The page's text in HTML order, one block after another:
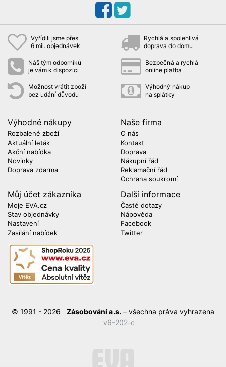
Vyřídili jsme přes
6 mil. objednávek
Rychlá a spolehlivá
doprava do domu
Náš tým odborníků
je vám k dispozici
Bezpečná a rychlá
online platba
Možnost vrátit zboží
bez udání důvodu
Výhodný nákup
na splátky
Výhodné nákupy
Rozbalené zboží
Aktuální leták
Akční nabídka
Novinky
Doprava zdarma
Naše firma
O nás
Kontakt
Doprava
Nákupní řád
Reklamační řád
Ochrana soukromí
Můj účet zákazníka
Moje EVA.cz
Stav objednávky
Nastavení
Zasílání nabídek
Další informace
Časté dotazy
Nápověda
Facebook
Twitter
© 1991 - 2026 Zásobování a.s. – všechna práva vyhrazena
v6-202-c